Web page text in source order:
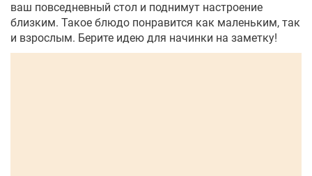
ваш повседневный стол и поднимут настроение
близким. Такое блюдо понравится как маленьким, так
и взрослым. Берите идею для начинки на заметку!